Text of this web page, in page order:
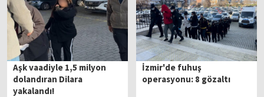
Aşk vaadiyle 1,5 milyon
dolandıran Dilara
yakalandı!
İzmir'de fuhuş
operasyonu: 8 gözaltı